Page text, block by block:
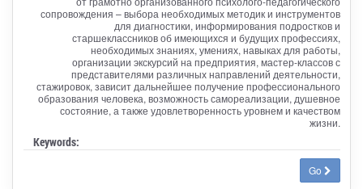
сопровождения – выбора необходимых методик и инструментов
для диагностики, информирования подростков и
старшеклассников об имеющихся и будущих профессиях,
необходимых знаниях, умениях, навыках для работы,
организации экскурсий на предприятия, мастер-классов с
представителями различных направлений деятельности,
стажировок, зависит дальнейшее получение профессионального
образования человека, возможность самореализации, душевное
состояние, а также удовлетворенность уровнем и качеством
жизни.
Keywords:
Go